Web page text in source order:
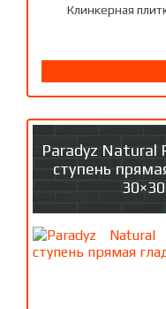
Клинкерная
Paradyz Natural
ступень
30×30